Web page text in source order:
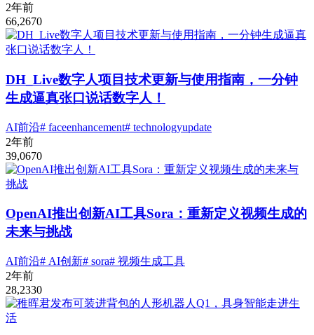
2年前
66,2670
DH_Live数字人项目技术更新与使用指南，一分钟
生成逼真张口说话数字人！
AI前沿# faceenhancement# technologyupdate
2年前
39,0670
OpenAI推出创新AI工具Sora：重新定义视频生成的
未来与挑战
AI前沿# AI创新# sora# 视频生成工具
2年前
28,2330